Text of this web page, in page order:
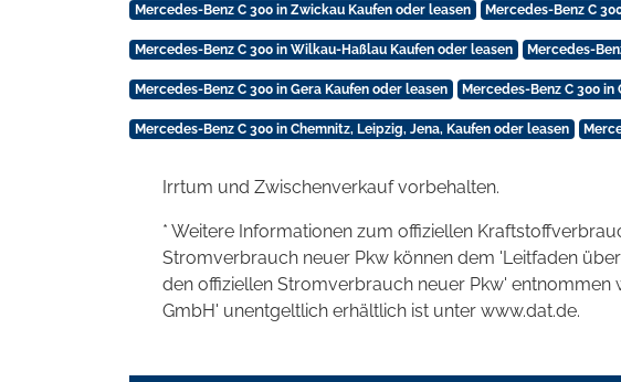
Mercedes-Benz C 300 in Zwickau Kaufen oder leasen Mercedes-Benz C
Mercedes-Benz C 300 in Wilkau-Haßlau Kaufen oder leasen Mercedes-
Mercedes-Benz C 300 in Gera Kaufen oder leasen Mercedes-Benz C 300
Mercedes-Benz C 300 in Chemnitz, Leipzig, Jena, Kaufen oder leasen
Irrtum und Zwischenverkauf vorbehalten.
* Weitere Informationen zum offiziellen
Stromverbrauch neuer Pkw können dem 'Leitfaden
den offiziellen Stromverbrauch neuer Pkw'
GmbH' unentgeltlich erhältlich ist unter www.dat.de.